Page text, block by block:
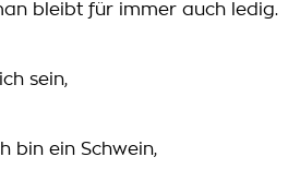
bleibt für immer auch ledig.
sein,
bin ein Schwein,